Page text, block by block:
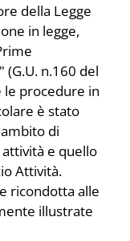
della Legge
in legge,
n.160 del
le procedure in
è stato
di
e quello
Attività.
ricondotta alle
illustrate